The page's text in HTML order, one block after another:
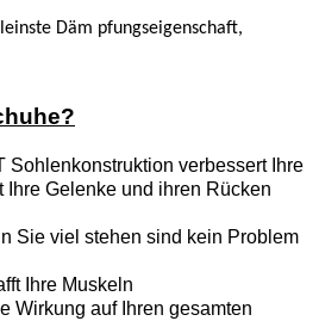
Däm pfungseigenschaft,
Sohlenkonstruktion verbessert Ihre
Ihre Gelenke und ihren Rücken
Sie viel stehen sind kein Problem
Ihre Muskeln
Wirkung auf Ihren gesamten